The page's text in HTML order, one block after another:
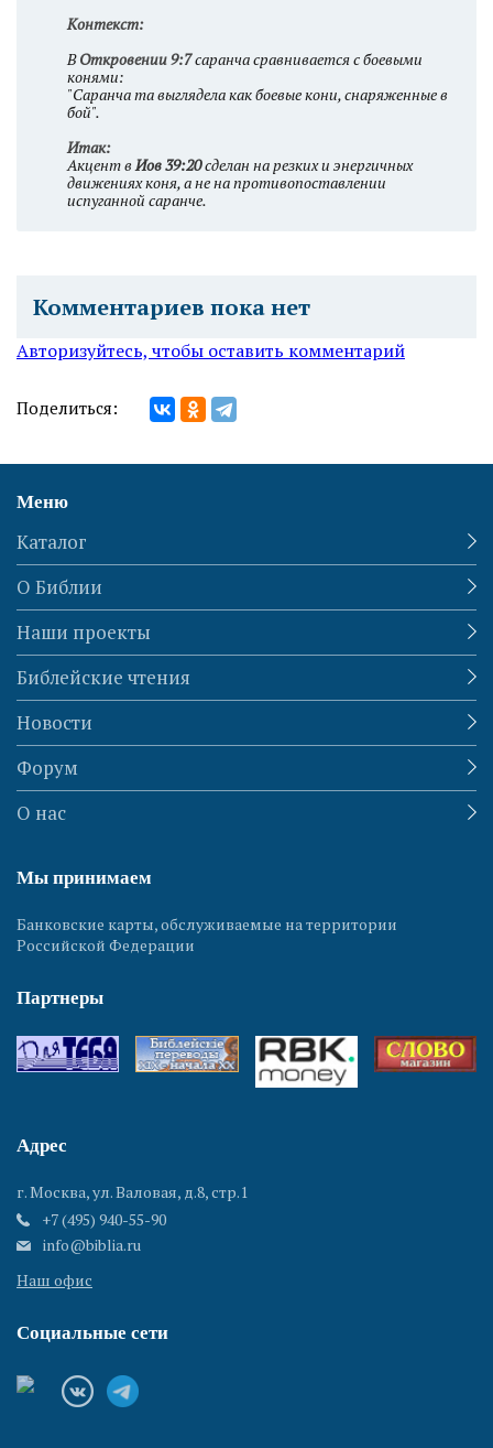
Контекст:
ВОткровении 9:7саранча сравнивается с боевыми
конями:
"Саранча та выглядела как боевые кони, снаряженные в
бой".
Итак:
Акцент вИов 39:20сделан на резких и энергичных
движениях коня, а не на противопоставлении
испуганной саранче.
Комментариев пока нет
Авторизуйтесь, чтобы оставить комментарий
Поделиться:
Меню
Каталог
О Библии
Наши проекты
Библейские чтения
Новости
Форум
О нас
Мы принимаем
Банковские карты, обслуживаемые на территории
Российской Федерации
Партнеры
Адрес
г. Москва, ул. Валовая, д.8, стр.1
+7 (495) 940-55-90
info@biblia.ru
Наш офис
Социальные сети